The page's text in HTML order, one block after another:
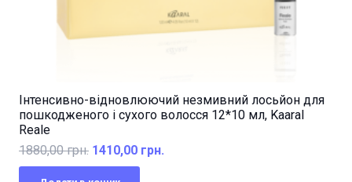
Інтенсивно-відновлюючий незмивний лосьйон для
пошкодженого і сухого волосся 12*10 мл, Kaaral
Reale
1880,00грн. Оригінальна
ціна:
1410,00 грн.